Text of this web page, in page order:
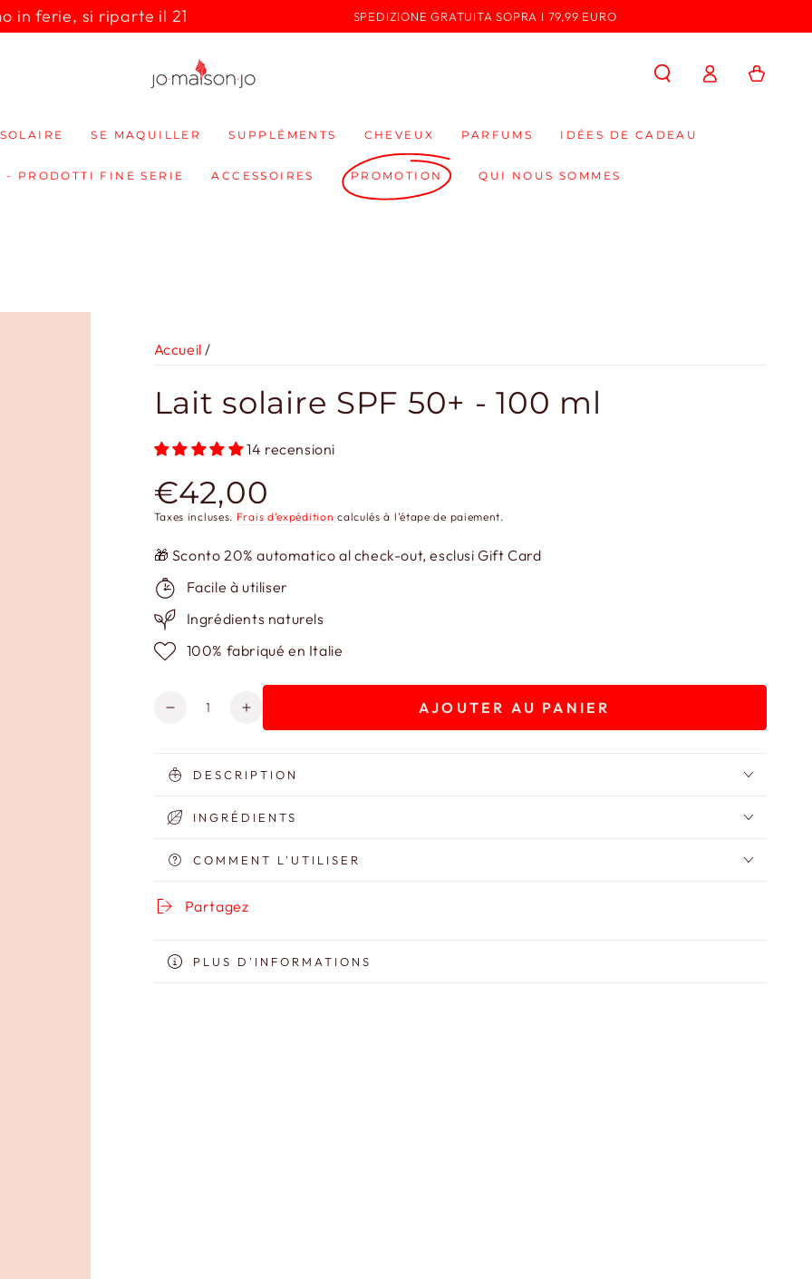
in ferie, si riparte il 21 SPEDIZIONE GRATUITA SOPRA I 79,99 EURO
SOLAIRE SE MAQUILLER SUPPLÉMENTS CHEVEUX PARFUMS IDÉES DE CADEAU
- PRODOTTI FINE SERIE ACCESSOIRES PROMOTION QUI NOUS SOMMES
Connexion Panier
Accueil /
Lait solaire SPF 50+ - 100 ml
14 recensioni
Prix
normal
€42,00
Taxes incluses. Frais d'expédition calculés à l'étape de paiement.
🎁 Sconto 20% automatico al check-out, esclusi Gift Card
Facile à utiliser
Ingrédients naturels
100% fabriqué en Italie
Quantité
Réduire
quantité
de
Lait
solaire
SPF
-
100
ml
Augmenter
quantité
de
Lait
solaire
-
100
ml
AJOUTER AU PANIER
DESCRIPTION
INGRÉDIENTS
COMMENT L'UTILISER
Partagez
PLUS D'INFORMATIONS
VOIR LES IMAGES